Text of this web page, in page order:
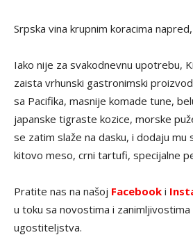
Srpska vina krupnim koracima napred,
Iako nije za svakodnevnu upotrebu,
zaista vrhunski gastronimski
sa Pacifika, masnije komade tune,
japanske tigraste kozice, morske
se zatim slaže na dasku, i dodaju mu
kitovo meso, crni tartufi, specijalne
Pratite nas na našoj Facebook i
u toku sa novostima i
ugostiteljstva.